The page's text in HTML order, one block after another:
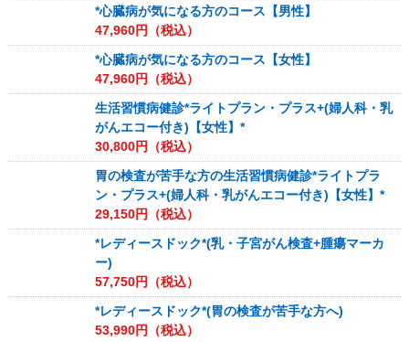
*心臓病が気になる方のコース【男性】
47,960円（税込）
*心臓病が気になる方のコース【女性】
47,960円（税込）
生活習慣病健診*ライトプラン・プラス+(婦人科・乳
がんエコー付き)【女性】*
30,800円（税込）
胃の検査が苦手な方の生活習慣病健診*ライトプラ
ン・プラス+(婦人科・乳がんエコー付き)【女性】*
29,150円（税込）
*レディースドック*(乳・子宮がん検査+腫瘍マーカ
ー)
57,750円（税込）
*レディースドック*(胃の検査が苦手な方へ)
53,990円（税込）